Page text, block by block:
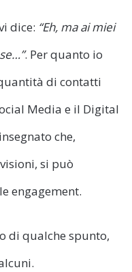
dice: “Eh, ma ai miei
. Per quanto io
di contatti
Media e il Digital
che,
si può
engagement.
di qualche spunto,